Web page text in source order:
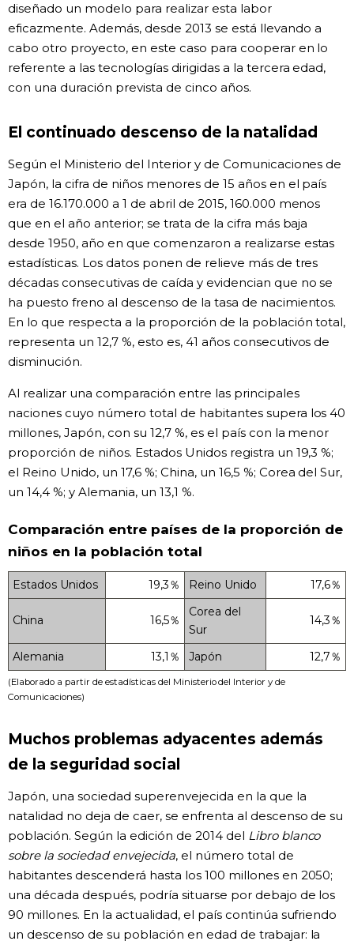
diseñado un modelo para realizar esta labor
eficazmente. Además, desde 2013 se está llevando a
cabo otro proyecto, en este caso para cooperar en lo
referente a las tecnologías dirigidas a la tercera edad,
con una duración prevista de cinco años.
El continuado descenso de la natalidad
Según el Ministerio del Interior y de Comunicaciones de
Japón, la cifra de niños menores de 15 años en el país
era de 16.170.000 a 1 de abril de 2015, 160.000 menos
que en el año anterior; se trata de la cifra más baja
desde 1950, año en que comenzaron a realizarse estas
estadísticas. Los datos ponen de relieve más de tres
décadas consecutivas de caída y evidencian que no se
ha puesto freno al descenso de la tasa de nacimientos.
En lo que respecta a la proporción de la población total,
representa un 12,7 %, esto es, 41 años consecutivos de
disminución.
Al realizar una comparación entre las principales
naciones cuyo número total de habitantes supera los 40
millones, Japón, con su 12,7 %, es el país con la menor
proporción de niños. Estados Unidos registra un 19,3 %;
el Reino Unido, un 17,6 %; China, un 16,5 %; Corea del Sur,
un 14,4 %; y Alemania, un 13,1 %.
Comparación entre países de la proporción de
niños en la población total
Estados Unidos 19,3％ Reino Unido 17,6％
China 16,5％
Corea del
Sur
14,3％
Alemania 13,1％ Japón 12,7％
(Elaborado a partir de estadísticas del Ministerio del Interior y de
Comunicaciones)
Muchos problemas adyacentes además
de la seguridad social
Japón, una sociedad superenvejecida en la que la
natalidad no deja de caer, se enfrenta al descenso de su
población. Según la edición de 2014 del Libro blanco
sobre la sociedad envejecida, el número total de
habitantes descenderá hasta los 100 millones en 2050;
una década después, podría situarse por debajo de los
90 millones. En la actualidad, el país continúa sufriendo
un descenso de su población en edad de trabajar: la